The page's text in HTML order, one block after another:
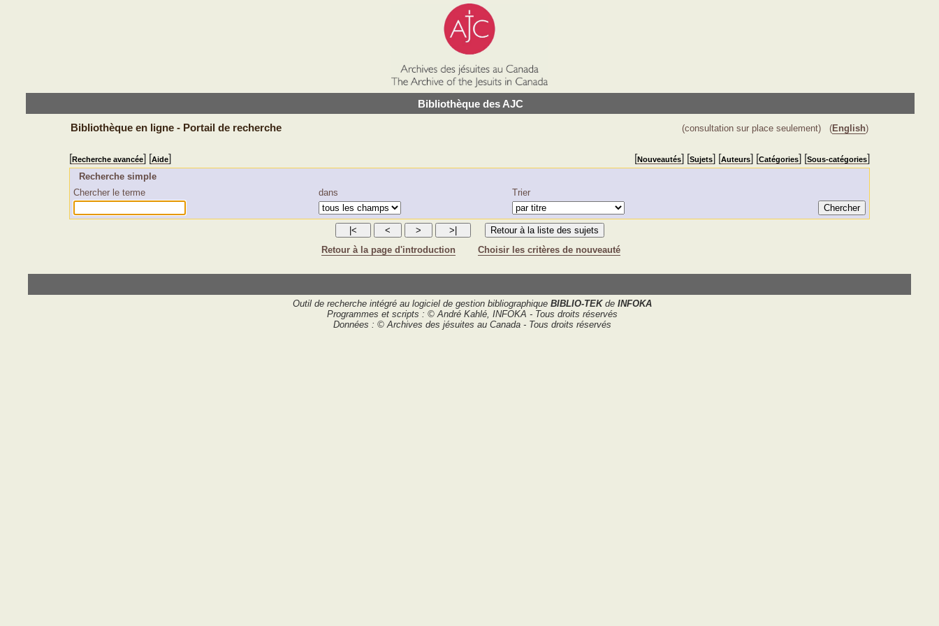
Bibliothèque des AJC
Bibliothèque en ligne - Portail de recherche (consultation sur place seulement) (English)
[Recherche avancée] [Aide] [Nouveautés] [Sujets] [Auteurs] [Catégories] [Sous-catégories]
Recherche simple
Chercher le terme
dans Trier
Retour à la page d'introduction Choisir les critères de nouveauté
Outil de recherche intégré au logiciel de gestion bibliographique BIBLIO-TEKde INFOKA
Programmes et scripts : © André Kahlé, INFOKA - Tous droits réservés
Données : © Archives des jésuites au Canada - Tous droits réservés